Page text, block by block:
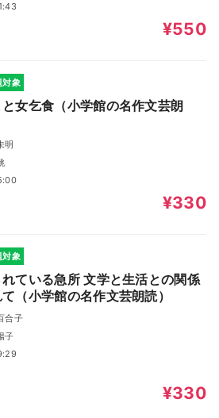
¥550
対象
女乞食（小学館の名作文芸朗
明
¥330
対象
れている急所 文学と生活との関係
（小学館の名作文芸朗読）
合子
子
¥330